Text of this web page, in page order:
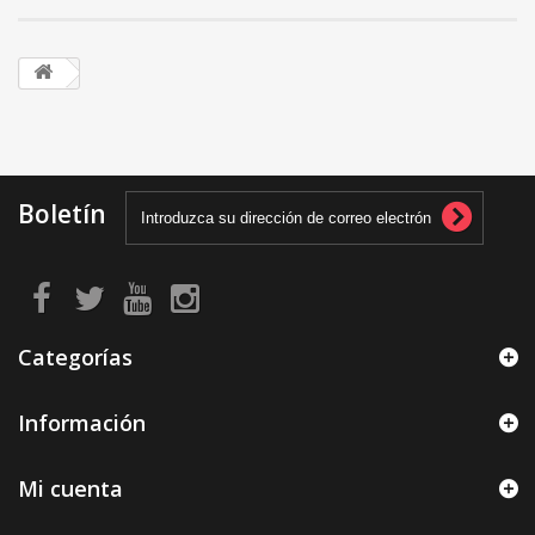
Boletín
Categorías
Información
Mi cuenta